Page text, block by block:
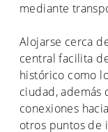
mediante
Alojarse cerca
central facilita
histórico como
ciudad, además
conexiones
otros puntos de